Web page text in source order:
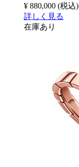
¥ 880,000 (税込)
詳しく見る
在庫あり